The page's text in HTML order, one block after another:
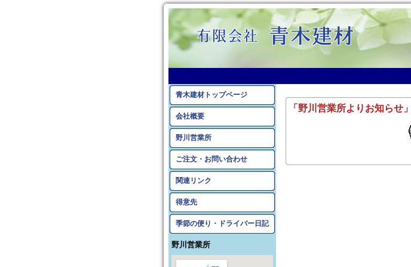
青木建材トップページ
会社概要
野川営業所
ご注文・お問い合わせ
関連リンク
得意先
季節の便り・ドライバー日記
野川営業所
「野川営業所よりお知らせ」